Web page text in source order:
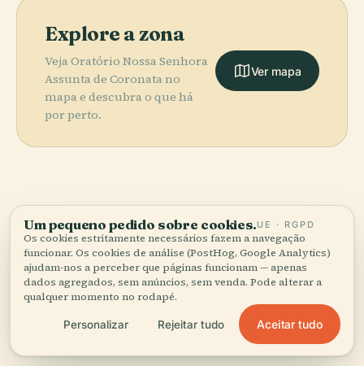
Explore a zona
Veja Oratório Nossa Senhora
Assunta de Coronata no
mapa e descubra o que há
por perto.
Ver mapa
More inGénova.
181 lugares para descobrir — alguns que vale a pena
combinar.
PLACE
Catedral de
Gênova
PLACE
Porto Antico
PLACE
Cemitério
Monumental de
Staglieno
PLACE
Teatro Carlo
Felice
Um pequeno pedido sobre cookies.UE · RGPD
Os cookies estritamente necessários fazem a navegação
funcionar. Os cookies de análise (PostHog, Google Analytics)
ajudam-nos a perceber que páginas funcionam — apenas
dados agregados, sem anúncios, sem venda. Pode alterar a
qualquer momento no rodapé.
Personalizar Rejeitar tudo Aceitar tudo